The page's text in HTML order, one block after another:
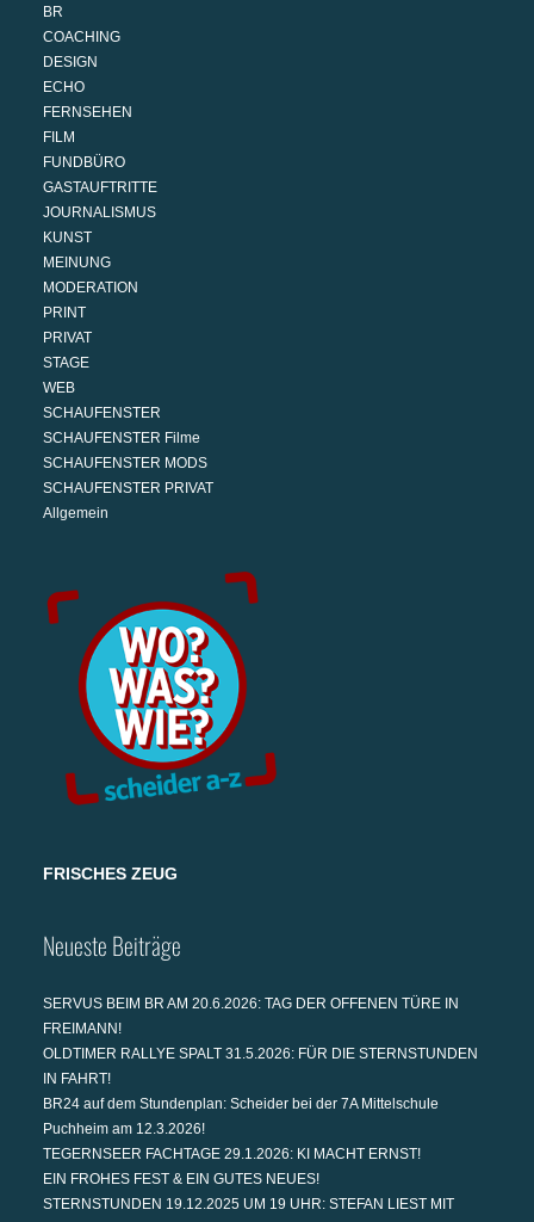
BR
COACHING
DESIGN
ECHO
FERNSEHEN
FILM
FUNDBÜRO
GASTAUFTRITTE
JOURNALISMUS
KUNST
MEINUNG
MODERATION
PRINT
PRIVAT
STAGE
WEB
SCHAUFENSTER
SCHAUFENSTER Filme
SCHAUFENSTER MODS
SCHAUFENSTER PRIVAT
Allgemein
FRISCHES ZEUG
Neueste Beiträge
SERVUS BEIM BR AM 20.6.2026: TAG DER OFFENEN TÜRE IN
FREIMANN!
OLDTIMER RALLYE SPALT 31.5.2026: FÜR DIE STERNSTUNDEN
IN FAHRT!
BR24 auf dem Stundenplan: Scheider bei der 7A Mittelschule
Puchheim am 12.3.2026!
TEGERNSEER FACHTAGE 29.1.2026: KI MACHT ERNST!
EIN FROHES FEST & EIN GUTES NEUES!
STERNSTUNDEN 19.12.2025 UM 19 UHR: STEFAN LIEST MIT